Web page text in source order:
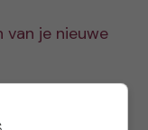
je nieuwe